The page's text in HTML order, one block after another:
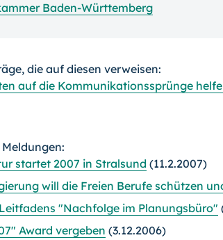
Baden-Württemberg
die auf diesen verweisen:
auf die Kommunikationssprünge
startet 2007 in Stralsund (11.2.2007)
will die Freien Berufe schützen
"Nachfolge im Planungsbüro"
Award vergeben (3.12.2006)